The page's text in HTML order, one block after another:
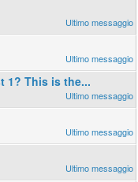
1? This is the...